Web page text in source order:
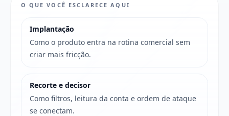
O QUE VOCÊ ESCLARECE AQUI
Implantação
Como o produto entra na rotina comercial sem
criar mais fricção.
Recorte e decisor
Como filtros, leitura da conta e ordem de ataque
se conectam.